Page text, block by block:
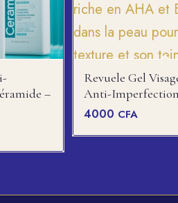
–
Revuele Gel
Anti-
4000 CFA